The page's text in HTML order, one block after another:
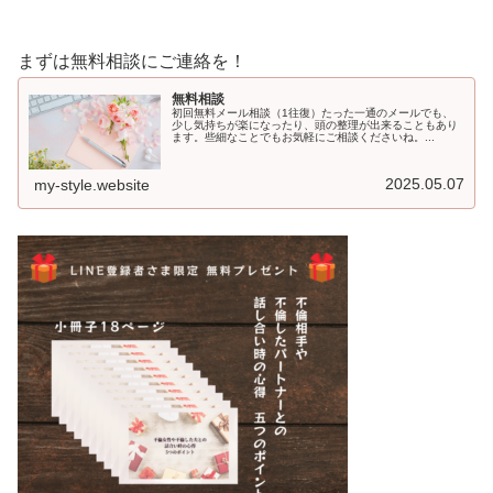
まずは無料相談にご連絡を！
無料相談
初回無料メール相談（1往復）たった一通のメールでも、
少し気持ちが楽になったり、頭の整理が出来ることもあり
ます。些細なことでもお気軽にご相談くださいね。...
my-style.website 2025.05.07